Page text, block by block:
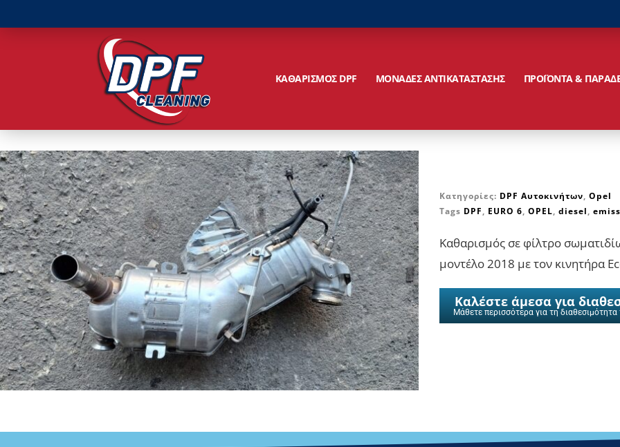
ΚΑΘΑΡΙΣΜΟΣ DPF ΜΟΝΑΔΕΣ ΑΝΤΙΚΑΤΑΣΤΑΣΗΣ ΠΡΟΪΟΝΤΑ &
Κατηγορίες: DPF Αυτοκινήτων,Opel
Tags DPF, EURO 6,OPEL,diesel,
Καθαρισμός σε φίλτρο
μοντέλο 2018 με τον κινητήρα
Καλέστε άμεσα για
Μάθετε περισσότερα για τη